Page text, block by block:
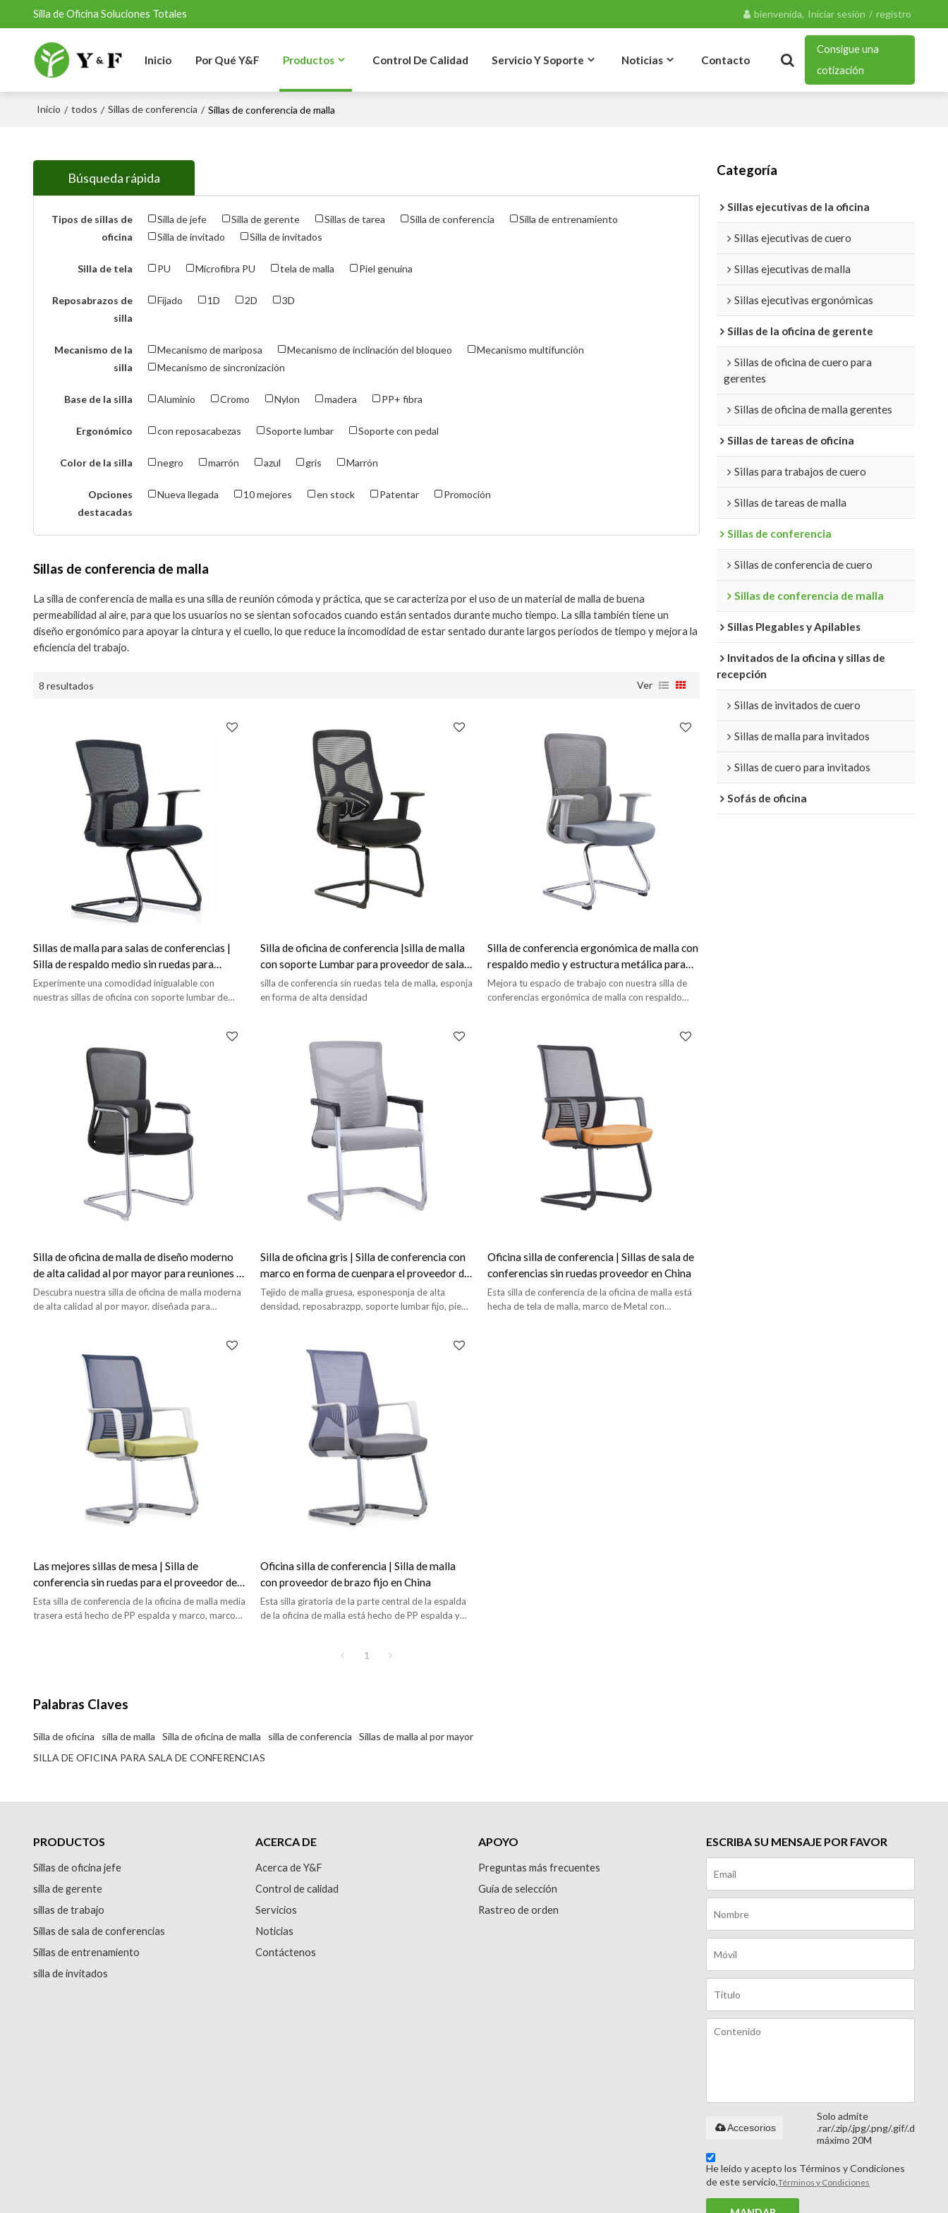
Silla de Oficina Soluciones Totales bienvenida, Iniciar sesión / registro
Inicio Por Qué Y&F Productos Control De Calidad Servicio Y Soporte Noticias Contacto
Consigue una
cotización
Inicio / todos / Sillas de conferencia / Sillas de conferencia de malla
Búsqueda rápida
Tipos de sillas de
oficina
Silla de jefe Silla de gerente Sillas de tarea Silla de conferencia
Silla de entrenamiento
Silla de invitado
Silla de invitados
Silla de tela PU Microfibra PU tela de malla Piel genuina
Reposabrazos de
silla
Fijado 1D 2D 3D
Mecanismo de la
silla
Mecanismo de mariposa Mecanismo de inclinación del bloqueo
Mecanismo multifunción
Mecanismo de sincronización
Base de la silla Aluminio Cromo Nylon madera PP+ fibra
Ergonómico con reposacabezas Soporte lumbar Soporte con pedal
Color de la silla negro marrón azul gris Marrón
Opciones
destacadas
Nueva llegada 10 mejores en stock Patentar Promoción
Sillas de conferencia de malla
La silla de conferencia de malla es una silla de reunión cómoda y práctica, que se caracteriza por el uso de un material de malla de buena
permeabilidad al aire, para que los usuarios no se sientan sofocados cuando están sentados durante mucho tiempo. La silla también tiene un
diseño ergonómico para apoyar la cintura y el cuello, lo que reduce la incomodidad de estar sentado durante largos períodos de tiempo y mejora la
eficiencia del trabajo.
8 resultados Ver
Sillas de malla para salas de conferencias |
Silla de respaldo medio sin ruedas para
oficina Proveedor de China
Experimente una comodidad inigualable con
nuestras sillas de oficina con soporte lumbar de
Silla de oficina de conferencia |silla de malla
con soporte Lumbar para proveedor de sala
de oficina
silla de conferencia sin ruedas tela de malla, esponja
en forma de alta densidad
Silla de conferencia ergonómica de malla con
respaldo medio y estructura metálica para
uso en oficinas domésticas y salas de
reuniones. Proveedor
Mejora tu espacio de trabajo con nuestra silla de
conferencias ergonómica de malla con respaldo
Silla de oficina de malla de diseño moderno
de alta calidad al por mayor para reuniones y
conferencias.
Descubra nuestra silla de oficina de malla moderna
de alta calidad al por mayor, diseñada para
Silla de oficina gris | Silla de conferencia con
marco en forma de cuenpara el proveedor de
oficinas
Tejido de malla gruesa, esponesponja de alta
densidad, reposabrazpp, soporte lumbar fijo, pie
Oficina silla de conferencia | Sillas de sala de
conferencias sin ruedas proveedor en China
Esta silla de conferencia de la oficina de malla está
hecha de tela de malla, marco de Metal con
Las mejores sillas de mesa | Silla de
conferencia sin ruedas para el proveedor de
la oficina
Esta silla de conferencia de la oficina de malla media
trasera está hecho de PP espalda y marco, marco
Oficina silla de conferencia | Silla de malla
con proveedor de brazo fijo en China
Esta silla giratoria de la parte central de la espalda
de la oficina de malla está hecho de PP espalda y
1
Palabras Claves
Silla de oficina silla de malla Silla de oficina de malla silla de conferencia
Sillas de malla al por mayor
SILLA DE OFICINA PARA SALA DE CONFERENCIAS
Categoría
Sillas ejecutivas de la oficina
Sillas ejecutivas de cuero
Sillas ejecutivas de malla
Sillas ejecutivas ergonómicas
Sillas de la oficina de gerente
Sillas de oficina de cuero para
gerentes
Sillas de oficina de malla gerentes
Sillas de tareas de oficina
Sillas para trabajos de cuero
Sillas de tareas de malla
Sillas de conferencia
Sillas de conferencia de cuero
Sillas de conferencia de malla
Sillas Plegables y Apilables
Invitados de la oficina y sillas de
recepción
Sillas de invitados de cuero
Sillas de malla para invitados
Sillas de cuero para invitados
Sofás de oficina
PRODUCTOS
Sillas de oficina jefe
silla de gerente
sillas de trabajo
Sillas de sala de conferencias
Sillas de entrenamiento
silla de invitados
ACERCA DE
Acerca de Y&F
Control de calidad
Servicios
Noticias
Contáctenos
APOYO
Preguntas más frecuentes
Guía de selección
Rastreo de orden
ESCRIBA SU MENSAJE POR FAVOR
Solo admite
.rar/.zip/.jpg/.png/.gif/.doc/.xls/
máximo 20M
Accesorios
He leido y acepto los Términos y Condiciones
de este servicio,Términos y Condiciones